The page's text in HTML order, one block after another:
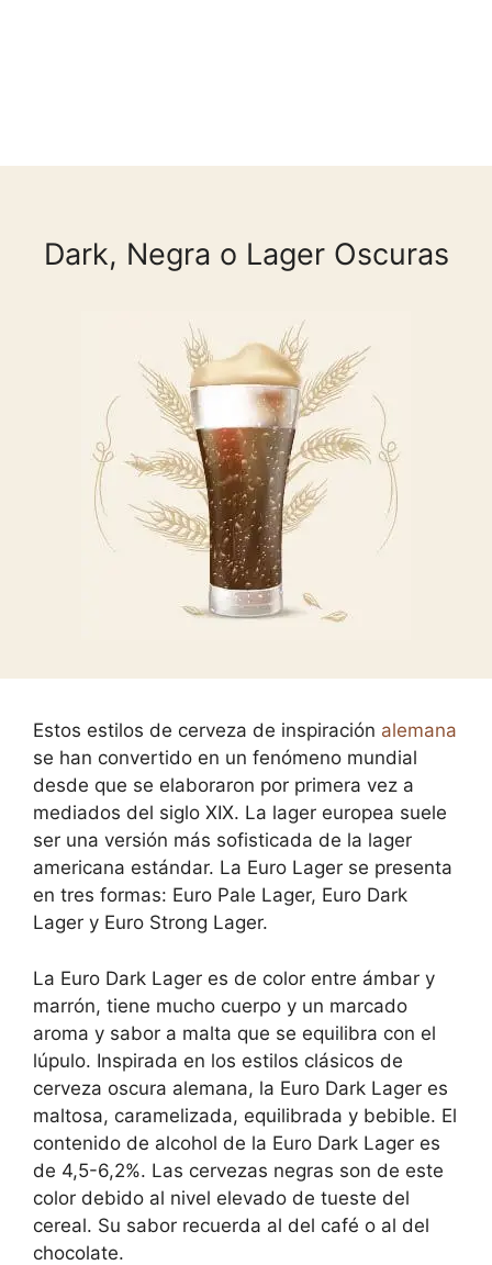
Dark, Negra o Lager Oscuras
Estos estilos de cerveza de inspiración alemana
se han convertido en un fenómeno mundial
desde que se elaboraron por primera vez a
mediados del siglo XIX. La lager europea suele
ser una versión más sofisticada de la lager
americana estándar. La Euro Lager se presenta
en tres formas: Euro Pale Lager, Euro Dark
Lager y Euro Strong Lager.
La Euro Dark Lager es de color entre ámbar y
marrón, tiene mucho cuerpo y un marcado
aroma y sabor a malta que se equilibra con el
lúpulo. Inspirada en los estilos clásicos de
cerveza oscura alemana, la Euro Dark Lager es
maltosa, caramelizada, equilibrada y bebible. El
contenido de alcohol de la Euro Dark Lager es
de 4,5-6,2%. Las cervezas negras son de este
color debido al nivel elevado de tueste del
cereal. Su sabor recuerda al del café o al del
chocolate.